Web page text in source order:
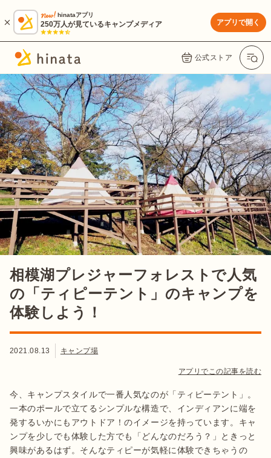
hinataアプリ
250万人が見ているキャンプメディア アプリで開く
公式ストア
相模湖プレジャーフォレストで人気
の「ティピーテント」のキャンプを
体験しよう！
2021.08.13 キャンプ場
アプリでこの記事を読む
今、キャンプスタイルで一番人気なのが「ティピーテント」。
一本のポールで立てるシンプルな構造で、インディアンに端を
発するいかにもアウトドア！のイメージを持っています。キャ
ンプを少しでも体験した方でも「どんなのだろう？」ときっと
興味があるはず。そんなティピーが気軽に体験できちゃうの